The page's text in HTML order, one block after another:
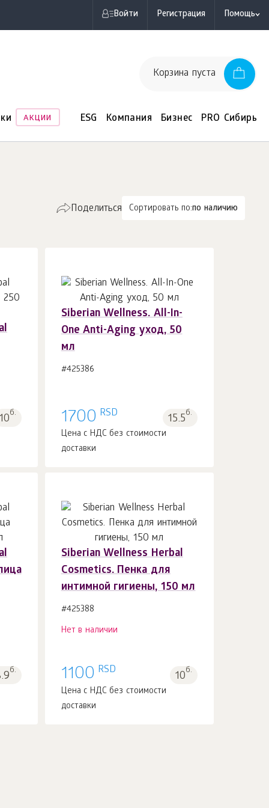
Войти Регистрация Помощь
Корзина пуста
АКЦИИ ESG Компания Бизнес PRO Сибирь
Сортировать по:по наличию
Поделиться
10б.
Siberian Wellness. All-In-
One Anti-Aging уход, 50
мл
#425386
1700 RSD 15.5б.
Цена с НДС без стоимости
доставки
б.
Siberian Wellness Herbal
Cosmetics. Пенка для
интимной гигиены, 150 мл
#425388
Нет в наличии
1100 RSD 10б.
Цена с НДС без стоимости
доставки